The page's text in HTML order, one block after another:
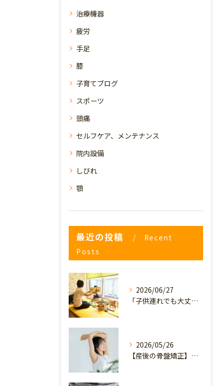
治療機器
疲労
手足
膝
子育てブログ
スポーツ
頭痛
セルフケア、メンテナンス
院内設備
しびれ
顎
最近の投稿
Recent
Posts
2026/06/27
「子供連れでも大丈夫？」産後の腰痛・体型崩れに悩むママが、プライミー鍼灸整骨院を選ぶ3つの理由
2026/05/26
【産後の骨盤矯正】産後の原因不明なイライラ・疲れやすさは骨盤のせい？心と体を軽くするヒント